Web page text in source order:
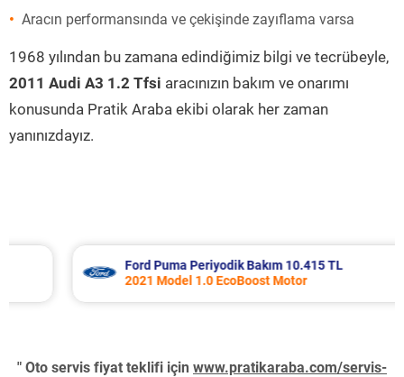
Aracın performansında ve çekişinde zayıflama varsa
1968 yılından bu zamana edindiğimiz bilgi ve tecrübeyle,
2011 Audi A3 1.2 Tfsi aracınızın bakım ve onarımı
konusunda Pratik Araba ekibi olarak her zaman
yanınızdayız.
Ford Puma Periyodik Bakım 10.415 TL
2021 Model 1.0 EcoBoost Motor
" Oto servis fiyat teklifi için www.pratikaraba.com/servis-